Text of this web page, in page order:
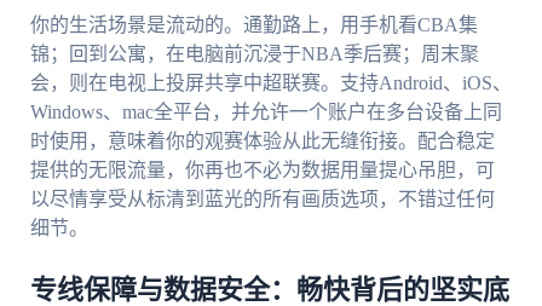
你的生活场景是流动的。通勤路上，用手机看CBA集
锦；回到公寓，在电脑前沉浸于NBA季后赛；周末聚
会，则在电视上投屏共享中超联赛。支持Android、iOS、
Windows、mac全平台，并允许一个账户在多台设备上同
时使用，意味着你的观赛体验从此无缝衔接。配合稳定
提供的无限流量，你再也不必为数据用量提心吊胆，可
以尽情享受从标清到蓝光的所有画质选项，不错过任何
细节。
专线保障与数据安全：畅快背后的坚实底